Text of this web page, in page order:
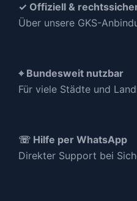
✓ Offiziell &
Über unsere GKS-
⌖ Bundesweit nutzbar
Für viele Städte und
☏ Hilfe per WhatsApp
Direkter Support bei